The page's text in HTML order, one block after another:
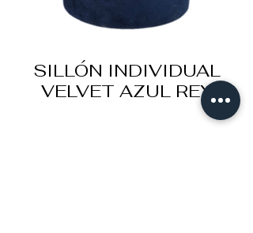
SILLÓN INDIVIDUAL
VELVET AZUL REY